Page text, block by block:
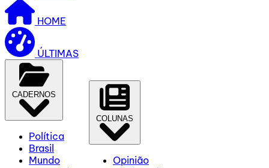
HOME
ÚLTIMAS
CADERNOS
Política
Brasil
Mundo
COLUNAS
Opinião